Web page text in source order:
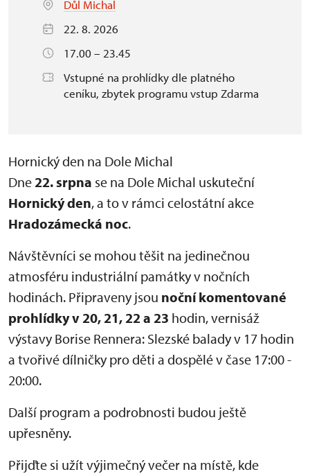
Důl Michal
22. 8. 2026
17.00 – 23.45
Vstupné na prohlídky dle platného
ceníku, zbytek programu vstup Zdarma
Hornický den na Dole Michal
Dne22. srpna se na Dole Michal uskuteční
Hornický den, a to v rámci celostátní akce
Hradozámecká noc.
Návštěvníci se mohou těšit na jedinečnou
atmosféru industriální památky v nočních
hodinách. Připraveny jsou noční komentované
prohlídky v 20, 21, 22 a 23 hodin, vernisáž
výstavy Borise Rennera: Slezské balady v 17 hodin
a tvořivé dílničky pro děti a dospělé v čase 17:00 -
20:00.
Další program a podrobnosti budou ještě
upřesněny.
Přijďte si užít výjimečný večer na místě, kde